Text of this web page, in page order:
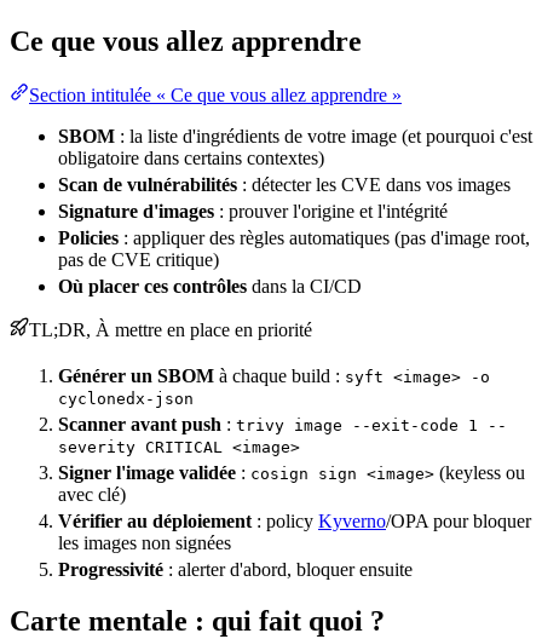
Ce que vous allez apprendre
Section intitulée « Ce que vous allez apprendre »
SBOM : la liste d'ingrédients de votre image (et pourquoi c'est
obligatoire dans certains contextes)
Scan de vulnérabilités : détecter les CVE dans vos images
Signature d'images : prouver l'origine et l'intégrité
Policies : appliquer des règles automatiques (pas d'image root,
pas de CVE critique)
Où placer ces contrôles dans la CI/CD
TL;DR, À mettre en place en priorité
Générer un SBOM à chaque build : syft <image> -o
cyclonedx-json
Scanner avant push : trivy image --exit-code 1 --
severity CRITICAL <image>
Signer l'image validée : cosign sign <image> (keyless ou
avec clé)
Vérifier au déploiement : policy Kyverno/OPA pour bloquer
les images non signées
Progressivité : alerter d'abord, bloquer ensuite
Carte mentale : qui fait quoi ?